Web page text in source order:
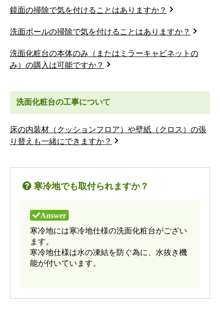
鏡面の掃除で気を付けることはありますか？
洗面ボールの掃除で気を付けることはありますか？
洗面化粧台の本体のみ（またはミラーキャビネットの
み）の購入は可能ですか？
洗面化粧台の工事について
床の内装材（クッションフロア）や壁紙（クロス）の張
り替えも一緒にできますか？
寒冷地でも取付られますか？
寒冷地には寒冷地仕様の洗面化粧台がござい
ます。
寒冷地仕様は水の凍結を防ぐ為に、水抜き機
能が付いています。